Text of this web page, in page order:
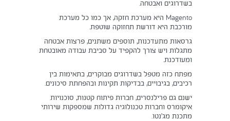
בשדרוגים ואבטחה.
Magento היא מערכת חזקה, אך כמו כל מערכת
מורכבת היא דורשת תחזוקה שוטפת.
גרסאות מתעדכנות, תוספים משתנים, פרצות אבטחה
מתגלות ויש צורך להקפיד על סביבת עבודה מאובטחת
ומעודכנת.
מפתח כזה מטפל בשדרוגים מבוקרים, בתאימות בין
רכיבים, בגיבויים, בבדיקות תקינות ובהפחתת סיכונים.
ישנם גם פרילנסרים, חברות פיתוח קטנות, סוכנויות
איקומרס וחברות טכנולוגיה גדולות שמספקות שירותי
מתכנת מג’נטו.